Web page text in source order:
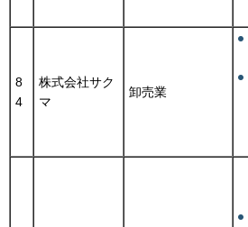
8
4
株式会社サク
マ
卸売業